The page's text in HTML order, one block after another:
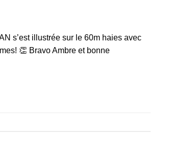
s’est illustrée sur le 60m haies avec
👏 Bravo Ambre et bonne